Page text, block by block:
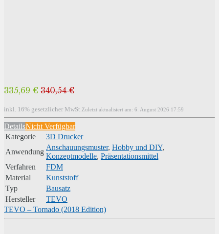
335,69 € 340,54 €
inkl. 16% gesetzlicher MwSt. Zuletzt aktualisiert am: 6. August 2026 17:59
DetailsNicht Verfügbar
Kategorie
3D Drucker
Anwendung
Anschauungsmuster, Hobby und DIY,
Konzeptmodelle, Präsentationsmittel
Verfahren
FDM
Material
Kunststoff
Typ
Bausatz
Hersteller
TEVO
TEVO – Tornado (2018 Edition)